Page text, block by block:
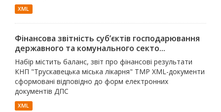
XML
Фінансова звітність суб’єктів господарювання
державного та комунального секто...
Набір містить баланс, звіт про фінансові результати
КНП "Трускавецька міська лікарня" ТМР XML-документи
сформовані відповідно до форм електронних
документів ДПС
XML